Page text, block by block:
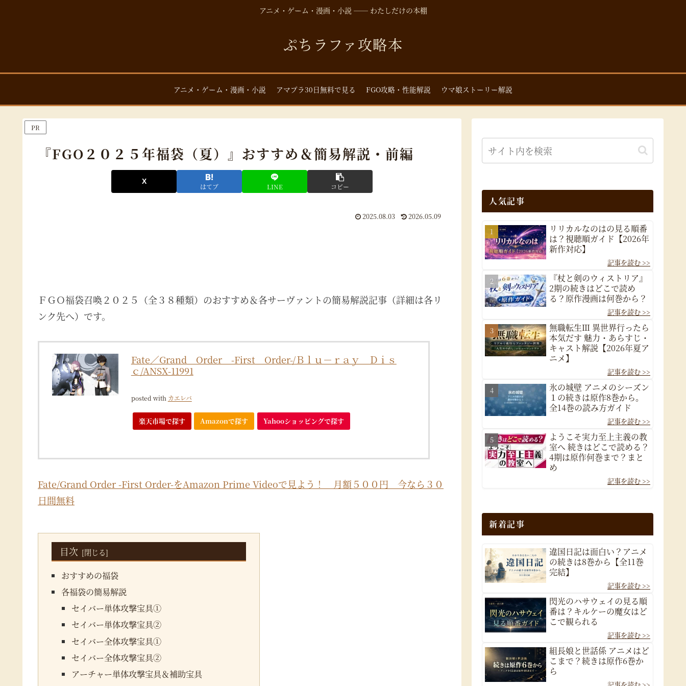
アニメ・ゲーム・漫画・小説 ── わたしだけの本棚
ぷちラファ攻略本
アニメ・ゲーム・漫画・小説 アマプラ30日無料で見る FGO攻略・性能解説 ウマ娘ストーリー解説
PR
『FGO２０２５年福袋（夏）』おすすめ＆簡易解説・前編
はてブ LINE コピー
2025.08.03 2026.05.09
ＦＧＯ福袋召喚２０２５（全３８種類）のおすすめ＆各サーヴァントの簡易解説記事（詳細は各リ
ンク先へ）です。
Fate／Grand Order -First Order-/Ｂｌｕ－ｒａｙ Ｄｉｓ
ｃ/ANSX-11991
posted with カエレバ
楽天市場で探す Amazonで探す Yahooショッピングで探す
Fate/Grand Order -First Order-をAmazon Prime Videoで見よう！ 月額５００円 今なら３０
日間無料
目次
おすすめの福袋
各福袋の簡易解説
セイバー単体攻撃宝具①
セイバー単体攻撃宝具②
セイバー全体攻撃宝具①
セイバー全体攻撃宝具②
アーチャー単体攻撃宝具＆補助宝具
人気記事
リリカルなのはの見る順番
は？視聴順ガイド【2026年
新作対応】
『杖と剣のウィストリア』
2期の続きはどこで読め
る？原作漫画は何巻から？
無職転生Ⅲ 異世界行ったら
本気だす 魅力・あらすじ・
キャスト解説【2026年夏ア
ニメ】
氷の城壁 アニメのシーズン
１の続きは原作8巻から。
全14巻の読み方ガイド
ようこそ実力至上主義の教
室へ 続きはどこで読める？
4期は原作何巻まで？まと
め
新着記事
違国日記は面白い？アニメ
の続きは8巻から【全11巻
完結】
閃光のハサウェイの見る順
番は？キルケーの魔女はど
こで観られる
組長娘と世話係 アニメはど
こまで？続きは原作6巻か
ら